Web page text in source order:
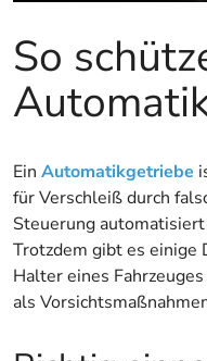
So
Ein Automatikgetriebe
für Verschleiß durch
Steuerung
Trotzdem gibt es einige
Halter eines
als